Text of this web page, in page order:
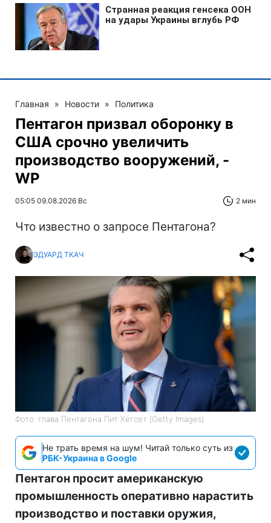
Главная » Новости » Политика
Пентагон призвал оборонку в
США срочно увеличить
производство вооружений, -
WP
05:05 09.08.2026 Вс 2 мин
Что известно о запросе Пентагона?
ЭДУАРД ТКАЧ
Фото: глава Пентагона Пит Хегсет (Getty Images)
Не трать время на шум! Читай только суть из
РБК-Украина в Google
Пентагон просит американскую
промышленность оперативно нарастить
производство и поставки оружия,